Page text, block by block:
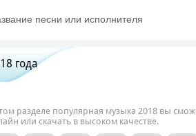
года
разделе популярная музыка 2018 вы
или скачать в высоком качестве.